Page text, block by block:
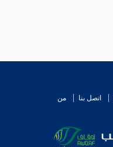
اتصل بنا
من